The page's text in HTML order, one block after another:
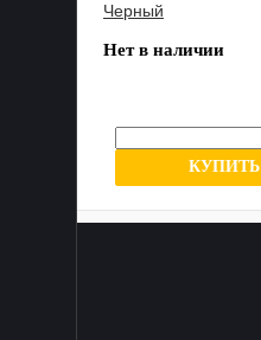
Черный
Нет в наличии
КУПИТЬ